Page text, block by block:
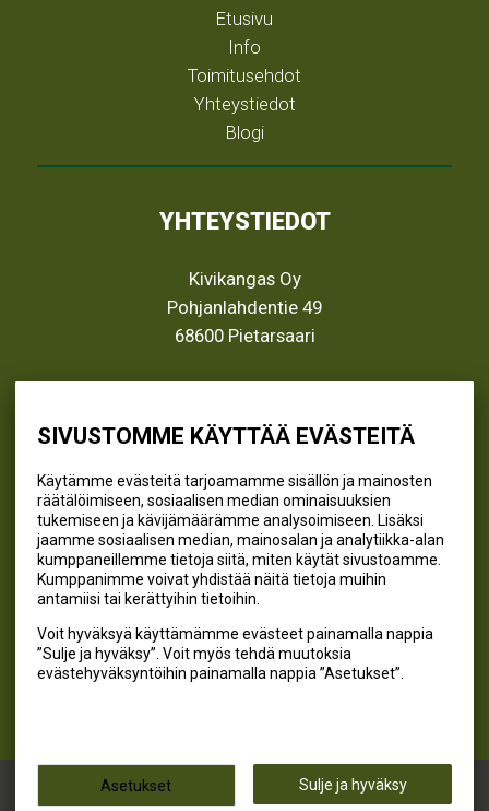
SIVUSTOMME KÄYTTÄÄ EVÄSTEITÄ
Käytämme evästeitä tarjoamamme sisällön ja mainosten
räätälöimiseen, sosiaalisen median ominaisuuksien
tukemiseen ja kävijämäärämme analysoimiseen. Lisäksi
jaamme sosiaalisen median, mainosalan ja analytiikka-alan
kumppaneillemme tietoja siitä, miten käytät sivustoamme.
Kumppanimme voivat yhdistää näitä tietoja muihin
antamiisi tai kerättyihin tietoihin.
Voit hyväksyä käyttämämme evästeet painamalla nappia
”Sulje ja hyväksy”. Voit myös tehdä muutoksia
evästehyväksyntöihin painamalla nappia ”Asetukset”.
Asetukset Sulje ja hyväksy
Etusivu
Info
Toimitusehdot
Yhteystiedot
Blogi
YHTEYSTIEDOT
Kivikangas Oy
Pohjanlahdentie 49
68600 Pietarsaari
(06) 781 2900
SEURAA MEITÄ
@kivikangaskalastus
@kivikangaskasvihuoneet
@kivikangaskasvihuoneet
Kivikangas Oy
Kivikangas © 2026